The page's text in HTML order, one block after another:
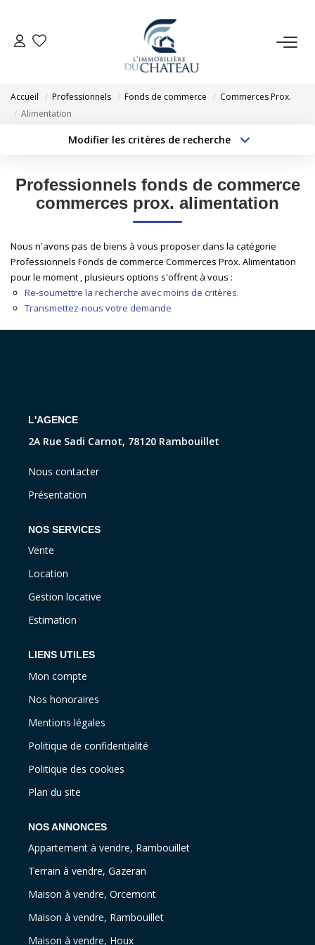
VENTE
ESTIMATION
NOTRE AGENCE
EXTRANET
Accueil Professionnels Fonds de commerce
Commerces Prox.
Alimentation
Modifier les critères de recherche
Type de transaction Localisation
Type de bien
Surface min
Créer une alerte
Professionnels fonds de commerce
commerces prox. alimentation
Nous n'avons pas de biens à vous proposer dans la catégorie
Professionnels Fonds de commerce Commerces Prox. Alimentation
pour le moment , plusieurs options s'offrent à vous :
Re-soumettre la recherche avec moins de critères.
Transmettez-nous votre demande
L'AGENCE
2A Rue Sadi Carnot, 78120 Rambouillet
Nous contacter
Présentation
NOS SERVICES
Vente
Location
Gestion locative
Estimation
LIENS UTILES
Mon compte
Nos honoraires
Mentions légales
Politique de confidentialité
Politique des cookies
Plan du site
NOS ANNONCES
Appartement à vendre, Rambouillet
Terrain à vendre, Gazeran
Maison à vendre, Orcemont
Maison à vendre, Rambouillet
Maison à vendre, Houx